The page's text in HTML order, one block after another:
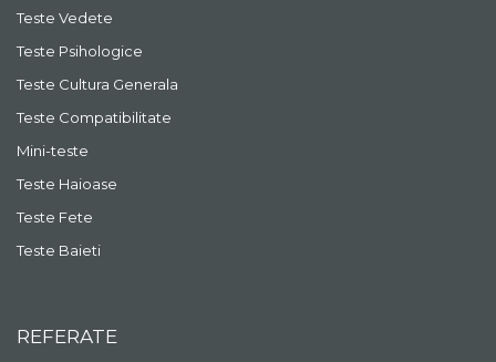
Teste Vedete
Teste Psihologice
Teste Cultura Generala
Teste Compatibilitate
Mini-teste
Teste Haioase
Teste Fete
Teste Baieti
REFERATE